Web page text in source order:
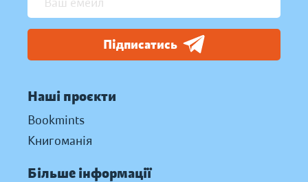
Підписатись
Наші проєкти
Bookmints
Книгоманія
Більше інформації